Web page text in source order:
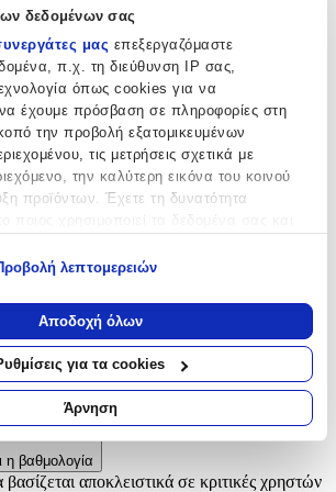
δεδομένων σας
μας επεξεργαζόμαστε
π.χ. τη διεύθυνση IP σας,
όπως cookies για να
έχουμε πρόσβαση σε πληροφορίες στη
την προβολή εξατομικευμένων
τις μετρήσεις σχετικά με
την καλύτερη εικόνα του κοινού
προϊόντων. Έχετε τη δυνατότητα
πληροφορίες σχετικά με τη γεωγραφική
οποίες μπορεί να είναι ακριβείς σε
μέτρων
τη συσκευή σας σαρώνοντας ενεργά
χαρακτηριστικά (δακτυλικό αποτύπωμα)
σχετικά με τον τρόπο επεξεργασίας των
και καθορίστε τις προτιμήσεις σας
. Μπορείτε να αλλάξετε ή να
λεπτομερειών
Αποδοχή όλων
για τα cookies
Άρνηση
άλλες αξιολογήσεις. Όταν
εδώ.
η βαθμολογία
αποκλειστικά σε κριτικές χρηστών